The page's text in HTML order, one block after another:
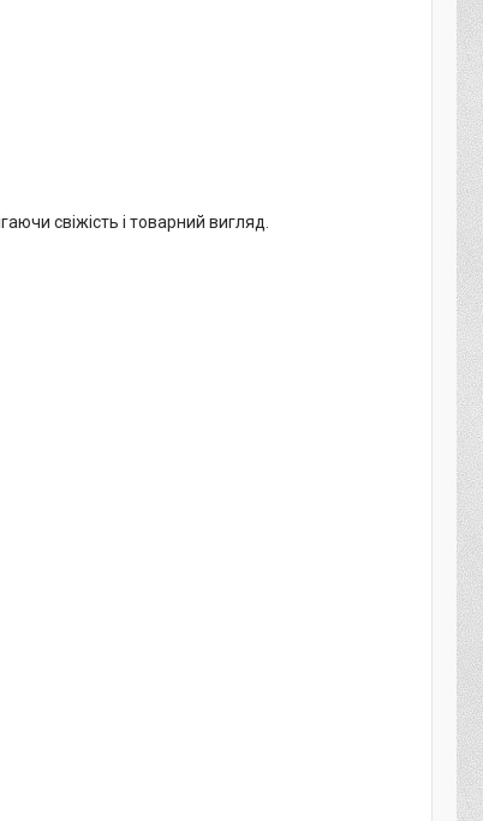
свіжість і товарний вигляд.